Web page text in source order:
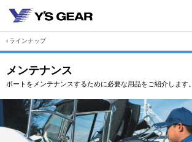
ラインナップ
メンテナンス
ボートをメンテナンスするために必要な用品をご紹介します。